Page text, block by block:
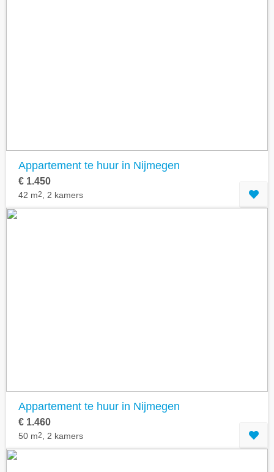
Appartement te huur in Nijmegen
€ 1.450
42 m2 , 2 kamers
Appartement te huur in Nijmegen
€ 1.460
50 m2 , 2 kamers